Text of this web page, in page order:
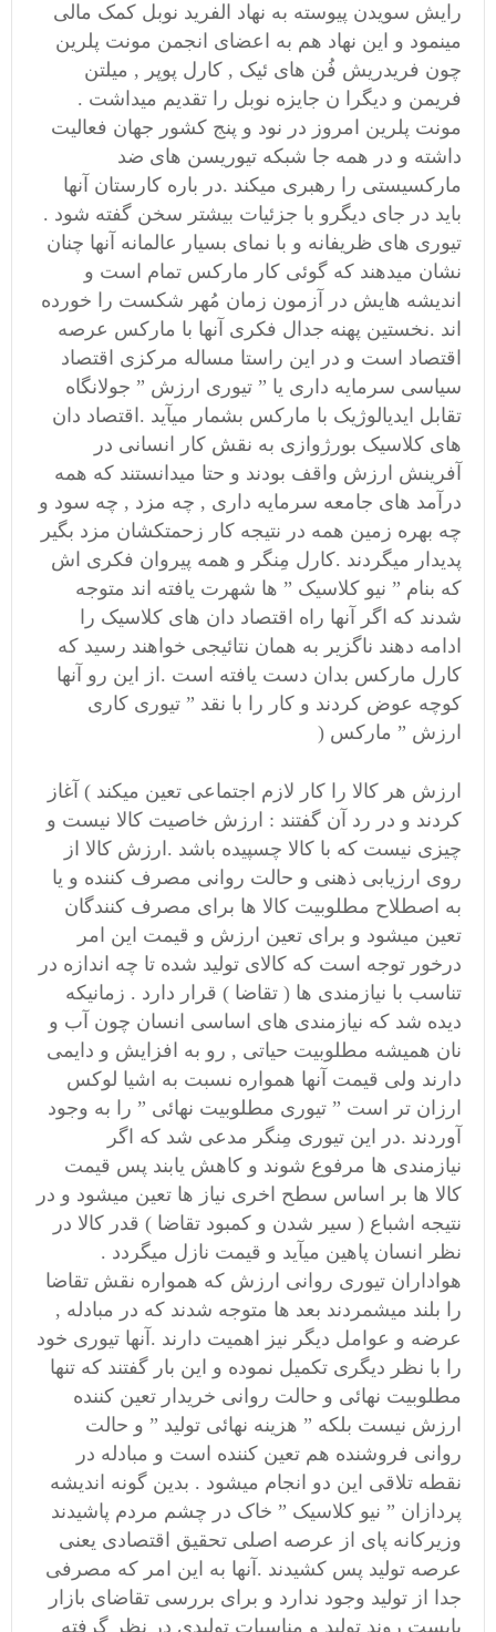
رایش سویدن پیوسته به نهاد الفرید نوبل کمک مالی
مینمود و این نهاد هم به اعضای انجمن مونت پلرین
چون فریدریش فُن های ئیک , کارل پوپر , میلتن
فریمن و دیگرا ن جایزه نوبل را تقدیم میداشت .
مونت پلرین امروز در نود و پنج کشور جهان فعالیت
داشته و در همه جا شبکه تیوریسن های ضد
مارکسیستی را رهبری میکند .در باره کارستان آنها
باید در جای دیگرو با جزئیات بیشتر سخن گفته شود .
تیوری های ظریفانه و با نمای بسیار عالمانه آنها چنان
نشان میدهند که گوئی کار مارکس تمام است و
اندیشه هایش در آزمون زمان مُهر شکست را خورده
اند .نخستین پهنه جدال فکری آنها با مارکس عرصه
اقتصاد است و در این راستا مساله مرکزی اقتصاد
سیاسی سرمایه داری یا ” تیوری ارزش ” جولانگاه
تقابل ایدیالوژیک با مارکس بشمار میآید .اقتصاد دان
های کلاسیک بورژوازی به نقش کار انسانی در
آفرینش ارزش واقف بودند و حتا میدانستند که همه
درآمد های جامعه سرمایه داری , چه مزد , چه سود و
چه بهره زمین همه در نتیجه کار زحمتکشان مزد بگیر
پدیدار میگردند .کارل مِنگر و همه پیروان فکری اش
که بنام ” نیو کلاسیک ” ها شهرت یافته اند متوجه
شدند که اگر آنها راه اقتصاد دان های کلاسیک را
ادامه دهند ناگزیر به همان نتائیجی خواهند رسید که
کارل مارکس بدان دست یافته است .از این رو آنها
کوچه عوض کردند و کار را با نقد ” تیوری کاری
ارزش ” مارکس (
ارزش هر کالا را کار لازم اجتماعی تعین میکند ) آغاز
کردند و در رد آن گفتند : ارزش خاصیت کالا نیست و
چیزی نیست که با کالا چسپیده باشد .ارزش کالا از
روی ارزیابی ذهنی و حالت روانی مصرف کننده و یا
به اصطلاح مطلوبیت کالا ها برای مصرف کنندگان
تعین میشود و برای تعین ارزش و قیمت این امر
درخور توجه است که کالای تولید شده تا چه اندازه در
تناسب با نیازمندی ها ( تقاضا ) قرار دارد . زمانیکه
دیده شد که نیازمندی های اساسی انسان چون آب و
نان همیشه مطلوبیت حیاتی , رو به افزایش و دایمی
دارند ولی قیمت آنها همواره نسبت به اشیا لوکس
ارزان تر است ” تیوری مطلوبیت نهائی ” را به وجود
آوردند .در این تیوری مِنگر مدعی شد که اگر
نیازمندی ها مرفوع شوند و کاهش یابند پس قیمت
کالا ها بر اساس سطح اخری نیاز ها تعین میشود و در
نتیجه اشباع ( سیر شدن و کمبود تقاضا ) قدر کالا در
نظر انسان پاهین میآید و قیمت نازل میگردد .
هواداران تیوری روانی ارزش که همواره نقش تقاضا
را بلند میشمردند بعد ها متوجه شدند که در مبادله ,
عرضه و عوامل دیگر نیز اهمیت دارند .آنها تیوری خود
را با نظر دیگری تکمیل نموده و این بار گفتند که تنها
مطلوبیت نهائی و حالت روانی خریدار تعین کننده
ارزش نیست بلکه ” هزینه نهائی تولید ” و حالت
روانی فروشنده هم تعین کننده است و مبادله در
نقطه تلاقی این دو انجام میشود . بدین گونه اندیشه
پردازان ” نیو کلاسیک ” خاک در چشم مردم پاشیدند
وزیرکانه پای از عرصه اصلی تحقیق اقتصادی یعنی
عرصه تولید پس کشیدند .آنها به این امر که مصرفی
جدا از تولید وجود ندارد و برای بررسی تقاضای بازار
بایست روند تولید و مناسبات تولیدی در نظر گرفته